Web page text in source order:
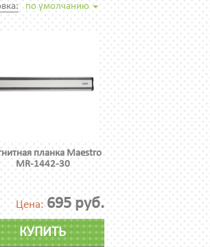
по умолчанию
планка Maestro
MR-1442-30
Цена: 695 руб.
КУПИТЬ